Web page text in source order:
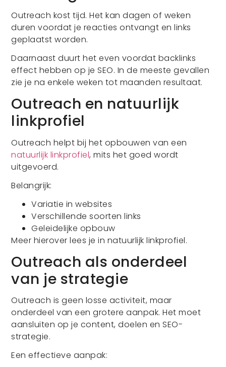
Outreach kost tijd. Het kan dagen of weken
duren voordat je reacties ontvangt en links
geplaatst worden.
Daarnaast duurt het even voordat backlinks
effect hebben op je SEO. In de meeste gevallen
zie je na enkele weken tot maanden resultaat.
Outreach en natuurlijk
linkprofiel
Outreach helpt bij het opbouwen van een
natuurlijk linkprofiel, mits het goed wordt
uitgevoerd.
Belangrijk:
Variatie in websites
Verschillende soorten links
Geleidelijke opbouw
Meer hierover lees je in natuurlijk linkprofiel.
Outreach als onderdeel
van je strategie
Outreach is geen losse activiteit, maar
onderdeel van een grotere aanpak. Het moet
aansluiten op je content, doelen en SEO-
strategie.
Een effectieve aanpak: